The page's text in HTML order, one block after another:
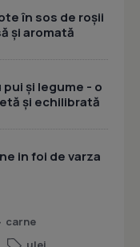
în sos de roșii
și aromată
și legume - o
și echilibrată
in foi de varza
carne